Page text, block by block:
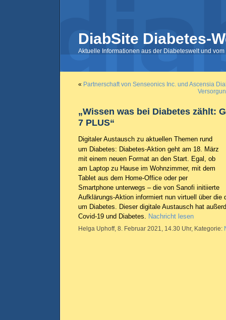
DiabSite Diabetes-
Aktuelle Informationen aus der Diabeteswelt und
« Partnerschaft von Senseonics Inc. und Ascensia
„Wissen was bei Diabetes zählt:
7 PLUS“
Digitaler Austausch zu aktuellen Themen rund
um Diabetes: Diabetes-Aktion geht am 18. März
mit einem neuen Format an den Start. Egal, ob
am Laptop zu Hause im Wohnzimmer, mit dem
Tablet aus dem Home-Office oder per
Smartphone unterwegs – die von Sanofi initiierte
Aufklärungs-Aktion informiert nun virtuell über die
um Diabetes. Dieser digitale Austausch hat
Covid-19 und Diabetes. Nachricht lesen
Helga Uphoff, 8. Februar 2021, 14.30 Uhr, Kategorie: